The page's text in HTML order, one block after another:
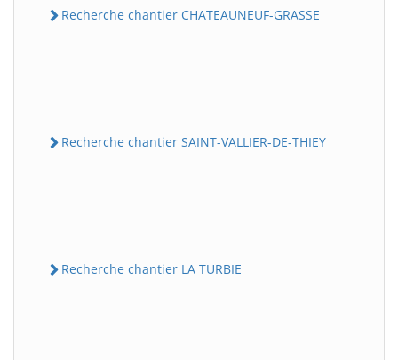
Recherche chantier CHATEAUNEUF-GRASSE
Recherche chantier SAINT-VALLIER-DE-THIEY
Recherche chantier LA TURBIE